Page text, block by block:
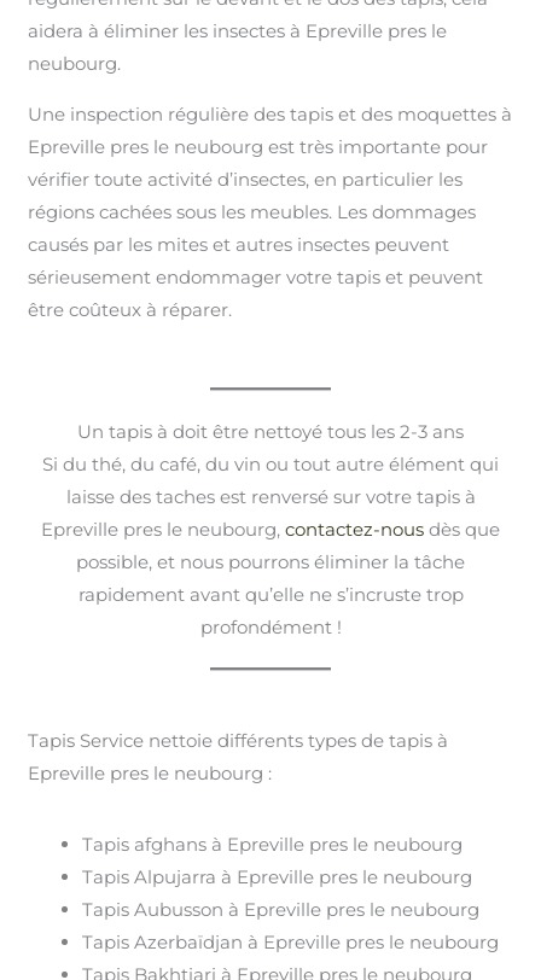
aidera à éliminer les insectes à Epreville pres le
neubourg.
Une inspection régulière des tapis et des moquettes à
Epreville pres le neubourg est très importante pour
vérifier toute activité d’insectes, en particulier les
régions cachées sous les meubles. Les dommages
causés par les mites et autres insectes peuvent
sérieusement endommager votre tapis et peuvent
être coûteux à réparer.
Un tapis à doit être nettoyé tous les 2-3 ans
Si du thé, du café, du vin ou tout autre élément qui
laisse des taches est renversé sur votre tapis à
Epreville pres le neubourg, contactez-nous dès que
possible, et nous pourrons éliminer la tâche
rapidement avant qu’elle ne s’incruste trop
profondément !
Tapis Service nettoie différents types de tapis à
Epreville pres le neubourg :
Tapis afghans à Epreville pres le neubourg
Tapis Alpujarra à Epreville pres le neubourg
Tapis Aubusson à Epreville pres le neubourg
Tapis Azerbaïdjan à Epreville pres le neubourg
Tapis Bakhtiari à Epreville pres le neubourg